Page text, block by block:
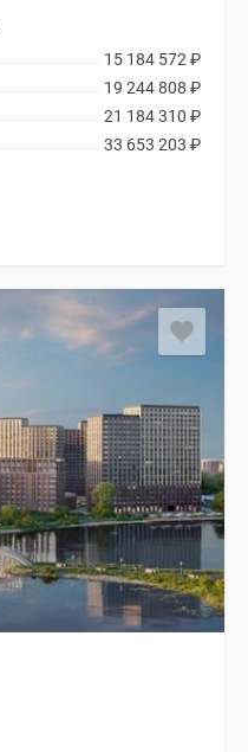
15 184 572 ₽
19 244 808 ₽
21 184 310 ₽
33 653 203 ₽